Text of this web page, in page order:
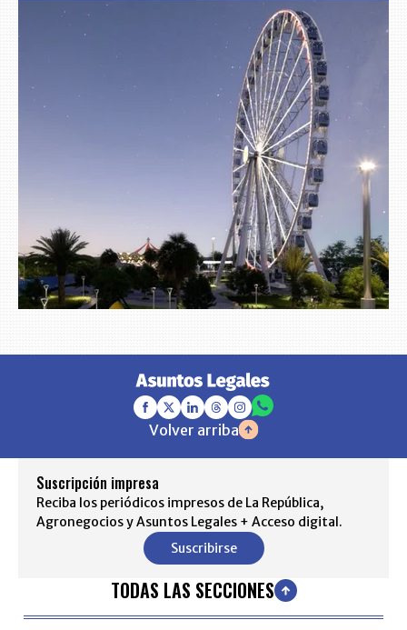
Volver arriba
Suscripción impresa
Reciba los periódicos impresos de La República,
Agronegocios y Asuntos Legales + Acceso digital.
Suscribirse
TODAS LAS SECCIONES